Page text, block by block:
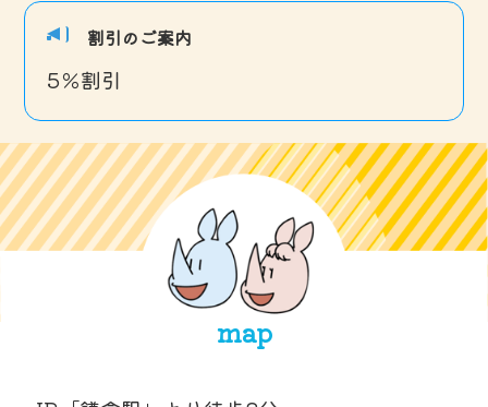
割引のご案内
5％割引
map